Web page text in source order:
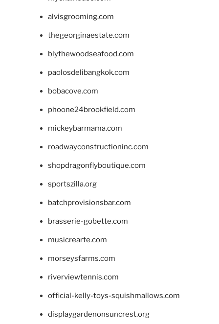
alvisgrooming.com
thegeorginaestate.com
blythewoodseafood.com
paolosdelibangkok.com
bobacove.com
phoone24brookfield.com
mickeybarmama.com
roadwayconstructioninc.com
shopdragonflyboutique.com
sportszilla.org
batchprovisionsbar.com
brasserie-gobette.com
musicrearte.com
morseysfarms.com
riverviewtennis.com
official-kelly-toys-squishmallows.com
displaygardenonsuncrest.org